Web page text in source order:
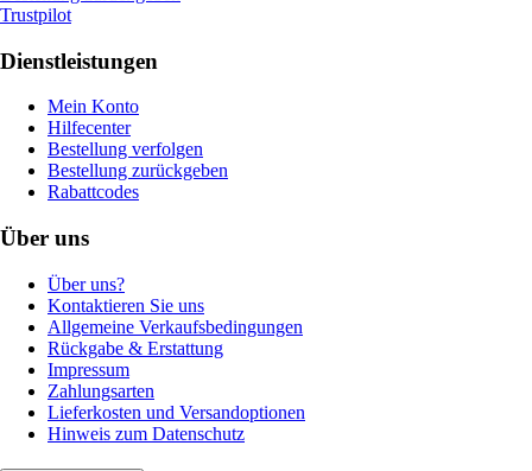
Trustpilot
Dienstleistungen
Mein Konto
Hilfecenter
Bestellung verfolgen
Bestellung zurückgeben
Rabattcodes
Über uns
Über uns?
Kontaktieren Sie uns
Allgemeine Verkaufsbedingungen
Rückgabe & Erstattung
Impressum
Zahlungsarten
Lieferkosten und Versandoptionen
Hinweis zum Datenschutz